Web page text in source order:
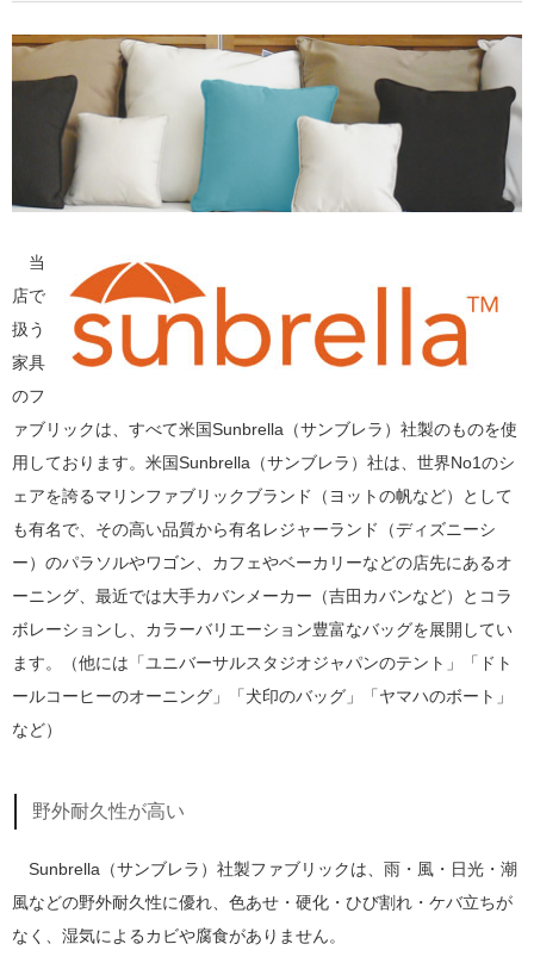
当
店で
扱う
家具
のフ
ァブリックは、すべて米国Sunbrella（サンブレラ）社製のものを使
用しております。米国Sunbrella（サンブレラ）社は、世界No1のシ
ェアを誇るマリンファブリックブランド（ヨットの帆など）として
も有名で、その高い品質から有名レジャーランド（ディズニーシ
ー）のパラソルやワゴン、カフェやベーカリーなどの店先にあるオ
ーニング、最近では大手カバンメーカー（吉田カバンなど）とコラ
ボレーションし、カラーバリエーション豊富なバッグを展開してい
ます。（他には「ユニバーサルスタジオジャパンのテント」「ドト
ールコーヒーのオーニング」「犬印のバッグ」「ヤマハのボート」
など）
野外耐久性が高い
Sunbrella（サンブレラ）社製ファブリックは、雨・風・日光・潮
風などの野外耐久性に優れ、色あせ・硬化・ひび割れ・ケバ立ちが
なく、湿気によるカビや腐食がありません。